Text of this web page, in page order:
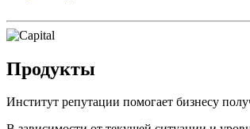
Продукты
Институт репутации помогает бизнесу